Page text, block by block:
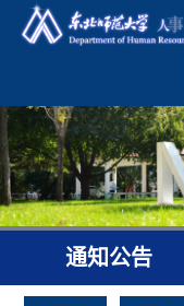
通知公告